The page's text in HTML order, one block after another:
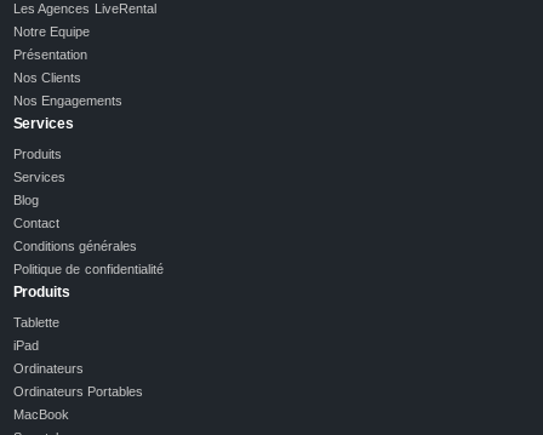
Les Agences LiveRental
Notre Equipe
Présentation
Nos Clients
Nos Engagements
Services
Produits
Services
Blog
Contact
Conditions générales
Politique de confidentialité
Produits
Tablette
iPad
Ordinateurs
Ordinateurs Portables
MacBook